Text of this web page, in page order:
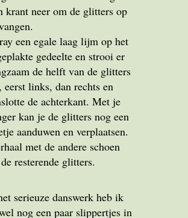
krant neer om de glitters op
een egale laag lijm op het
gedeelte en strooi er
de helft van de glitters
eerst links, dan rechts en
de achterkant. Met je
kan je de glitters nog een
aanduwen en verplaatsen.
met de andere schoen
resterende glitters.
serieuze danswerk heb ik
nog een paar slippertjes in